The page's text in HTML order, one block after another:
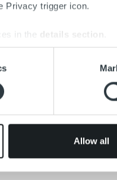
Privacy trigger icon.
in the details section
to analyse our traffic.
partners who may
of their services.
Allow all
että palvelumme on
saattaa esiintyä
hakemuskirjeen ja